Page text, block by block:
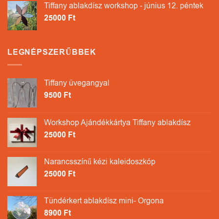
Tiffany ablakdísz workshop - június 12. péntek
25000 Ft
LEGNÉPSZERŰBBEK
Tiffany üvegangyal
9500 Ft
Workshop Ajándékkártya Tiffany ablakdísz
25000 Ft
Narancsszínű kézi kaleidoszkóp
25000 Ft
Tündérkert ablakdísz mini- Orgona
8900 Ft